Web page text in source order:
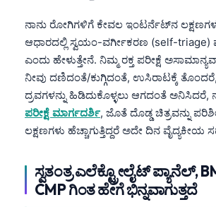
ನಾನು ರೋಗಿಗಳಿಗೆ ಕೇವಲ ಇಂಟರ್ನೆಟ್‌ನ
ಆಧಾರದಲ್ಲಿ ಸ್ವಯಂ-ವರ್ಗೀಕರಣ (self-triage)
ಎಂದು ಹೇಳುತ್ತೇನೆ. ನಿಮ್ಮ ರಕ್ತ ಪರೀಕ್ಷೆ
ನೀವು ದಣಿದಂತೆ/ಕುಗ್ಗಿದಂತೆ, ಉಸಿರಾಟಕ್ಕೆ
ದ್ರವಗಳನ್ನು ಹಿಡಿದುಕೊಳ್ಳಲು ಆಗದಂತೆ ಅನಿಸಿದರೆ,
ಪರೀಕ್ಷೆ ಮಾರ್ಗದರ್ಶಿ, ಜೊತೆ ದೊಡ್ಡ ಚಿತ್ರವನ್ನು
ಲಕ್ಷಣಗಳು ಹೆಚ್ಚಾಗುತ್ತಿದ್ದರೆ ಅದೇ ದಿನ
ಸ್ವತಂತ್ರ ಎಲೆಕ್ಟ್ರೋಲೈಟ್ ಪ್ಯಾನೆಲ್,
CMP ಗಿಂತ ಹೇಗೆ ಭಿನ್ನವಾಗುತ್ತದೆ
עִבְרִית
Italiano
Português
Ελληνικά
Türkçe
Română
简体中文